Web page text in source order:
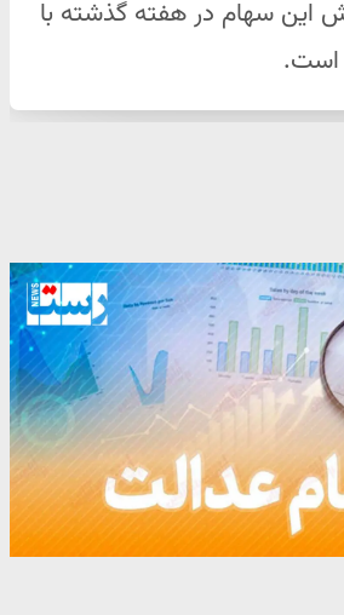
این سهام در هفته گذشته با
است.